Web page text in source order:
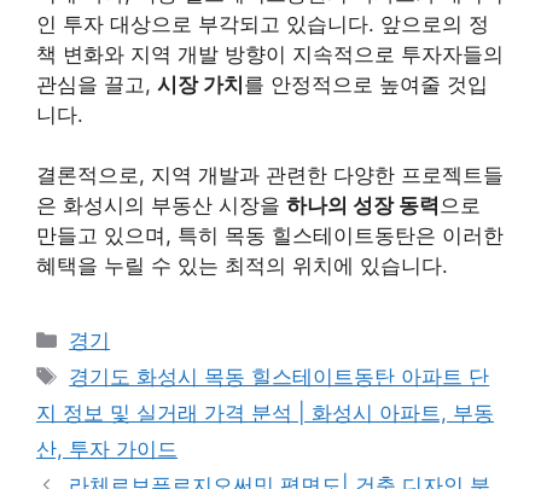
인 투자 대상으로 부각되고 있습니다. 앞으로의 정
책 변화와 지역 개발 방향이 지속적으로 투자자들의
관심을 끌고, 시장 가치를 안정적으로 높여줄 것입
니다.
결론적으로, 지역 개발과 관련한 다양한 프로젝트들
은 화성시의 부동산 시장을 하나의 성장 동력으로
만들고 있으며, 특히 목동 힐스테이트동탄은 이러한
혜택을 누릴 수 있는 최적의 위치에 있습니다.
Categories
경기
Tags
경기도 화성시 목동 힐스테이트동탄 아파트 단
지 정보 및 실거래 가격 분석 | 화성시 아파트, 부동
산, 투자 가이드